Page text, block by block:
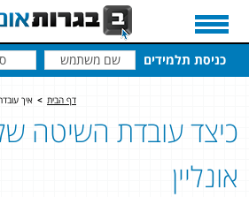
כניסת תלמידים
דף הבית > איך
כיצד עובדת השיטה
אונליין